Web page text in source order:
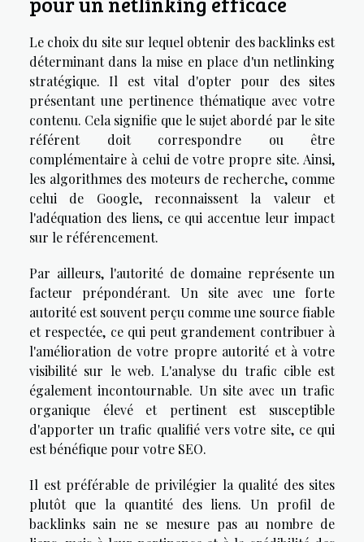
Le choix du site sur lequel obtenir des backlinks est
déterminant dans la mise en place d'un netlinking
stratégique. Il est vital d'opter pour des sites
présentant une pertinence thématique avec votre
contenu. Cela signifie que le sujet abordé par le site
référent doit correspondre ou être
complémentaire à celui de votre propre site. Ainsi,
les algorithmes des moteurs de recherche, comme
celui de Google, reconnaissent la valeur et
l'adéquation des liens, ce qui accentue leur impact
sur le référencement.
Par ailleurs, l'autorité de domaine représente un
facteur prépondérant. Un site avec une forte
autorité est souvent perçu comme une source fiable
et respectée, ce qui peut grandement contribuer à
l'amélioration de votre propre autorité et à votre
visibilité sur le web. L'analyse du trafic cible est
également incontournable. Un site avec un trafic
organique élevé et pertinent est susceptible
d'apporter un trafic qualifié vers votre site, ce qui
est bénéfique pour votre SEO.
Il est préférable de privilégier la qualité des sites
plutôt que la quantité des liens. Un profil de
backlinks sain ne se mesure pas au nombre de